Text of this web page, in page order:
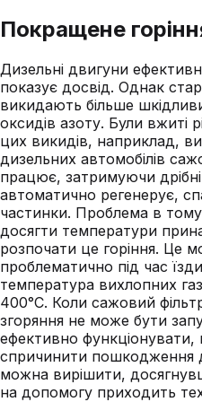
Покращене
Дизельні двигуни
показує досвід. Однак
викидають більше
оксидів азоту. Були вжиті
цих викидів, наприклад,
дизельних автомобілів
працює, затримуючи
автоматично регенерує,
частинки. Проблема в
досягти температури
розпочати це горіння. Це
проблематично під час
температура вихлопних
400°C. Коли сажовий
згоряння не може бути
ефективно
спричинити пошкодження
можна вирішити,
на допомогу приходить